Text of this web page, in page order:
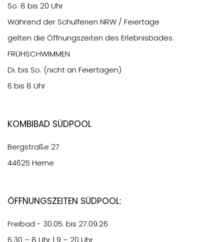
So. 8 bis 20 Uhr
Während der Schulferien NRW / Feiertage
gelten die Öffnungszeiten des Erlebnisbades.
FRÜHSCHWIMMEN
Di. bis So. (nicht an Feiertagen)
6 bis 8 Uhr
Kombibad Südpool
Bergstraße 27
44625 Herne
Öffnungszeiten Südpool:
Freibad - 30.05. bis 27.09.26
6.30 – 8 Uhr | 9 – 20 Uhr